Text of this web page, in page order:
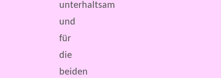
unterhaltsam
und
für
die
beiden